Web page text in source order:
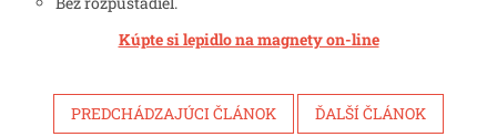
Kúpte si lepidlo na magnety on-line
PREDCHÁDZAJÚCI ČLÁNOK ĎALŠÍ ČLÁNOK